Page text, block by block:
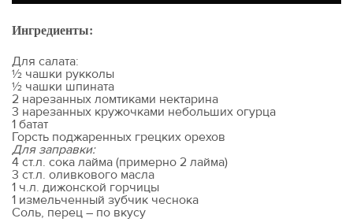
Ингредиенты:
Для салата:
½ чашки рукколы
½ чашки шпината
2 нарезанных ломтиками нектарина
3 нарезанных кружочками небольших огурца
1 батат
Горсть поджаренных грецких орехов
Для заправки:
4 ст.л. сока лайма (примерно 2 лайма)
3 ст.л. оливкового масла
1 ч.л. дижонской горчицы
1 измельченный зубчик чеснока
Соль, перец – по вкусу